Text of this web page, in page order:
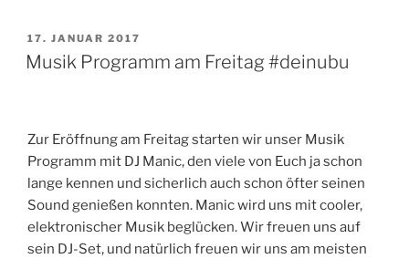
VERÖFFENTLICHT
AM
17. JANUAR 2017
Musik Programm am Freitag #deinubu
Zur Eröffnung am Freitag starten wir unser Musik
Programm mit DJ Manic, den viele von Euch ja schon
lange kennen und sicherlich auch schon öfter seinen
Sound genießen konnten. Manic wird uns mit cooler,
elektronischer Musik beglücken. Wir freuen uns auf
sein DJ-Set, und natürlich freuen wir uns am meisten